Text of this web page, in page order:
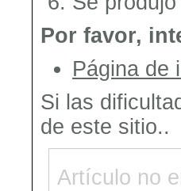
Por favor,
Página de
Si las
de este sitio..
Artículo no